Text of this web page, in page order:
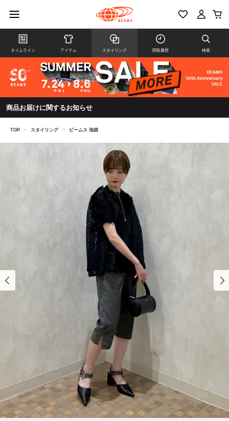
タイムライン アイテム スタイリング 閲覧履歴 検索
商品お届けに関するお知らせ
TOP > スタイリング > ビームス 池袋